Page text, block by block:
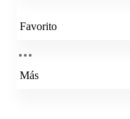
Favorito
Más